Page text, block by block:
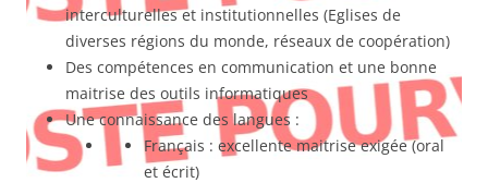
interculturelles et institutionnelles (Eglises de
diverses régions du monde, réseaux de coopération)
Des compétences en communication et une bonne
maitrise des outils informatiques
Une connaissance des langues :
Français : excellente maitrise exigée (oral
et écrit)